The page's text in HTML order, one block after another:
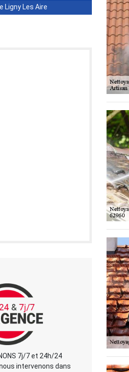
Ligny Les Aire
7j/7 et 24h/24
intervenons dans